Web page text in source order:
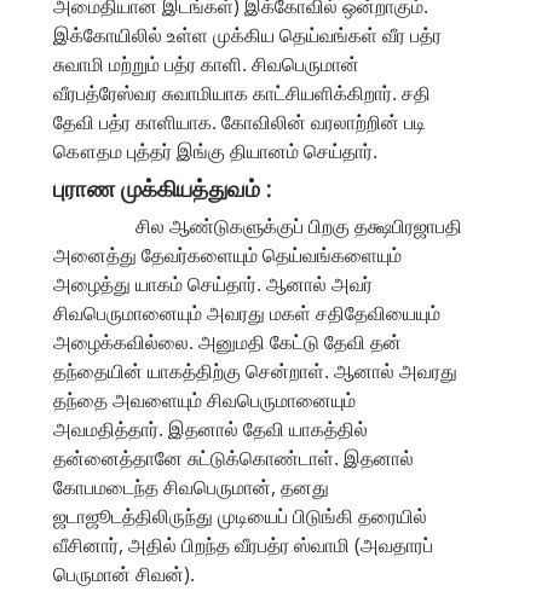
அமைதியான இடங்கள்) இக்கோவில் ஒன்றாகும்.
இக்கோயிலில் உள்ள முக்கிய தெய்வங்கள் வீர பத்ர
சுவாமி மற்றும் பத்ர காளி. சிவபெருமான்
வீரபத்ரேஸ்வர சுவாமியாக காட்சியளிக்கிறார். சதி
தேவி பத்ர காளியாக. கோவிலின் வரலாற்றின் படி
கௌதம புத்தர் இங்கு தியானம் செய்தார்.
புராண முக்கியத்துவம் :
சில ஆண்டுகளுக்குப் பிறகு தக்ஷபிரஜாபதி
அனைத்து தேவர்களையும் தெய்வங்களையும்
அழைத்து யாகம் செய்தார். ஆனால் அவர்
சிவபெருமானையும் அவரது மகள் சதிதேவியையும்
அழைக்கவில்லை. அனுமதி கேட்டு தேவி தன்
தந்தையின் யாகத்திற்கு சென்றாள். ஆனால் அவரது
தந்தை அவளையும் சிவபெருமானையும்
அவமதித்தார். இதனால் தேவி யாகத்தில்
தன்னைத்தானே சுட்டுக்கொண்டாள். இதனால்
கோபமடைந்த சிவபெருமான், தனது
ஜடாஜூடத்திலிருந்து முடியைப் பிடுங்கி தரையில்
வீசினார், அதில் பிறந்த வீரபத்ர ஸ்வாமி (அவதாரப்
பெருமான் சிவன்).